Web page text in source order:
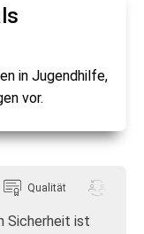
in Jugendhilfe,
vor.
Qualität